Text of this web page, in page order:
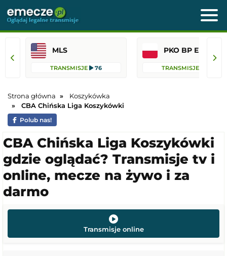
MLS
TRANSMISJE 76 TRANSMISJE
Strona główna
Koszykówka
CBA Chińska Liga Koszykówki
Polub nas!
CBA Chińska Liga Koszykówki
gdzie oglądać? Transmisje tv i
online, mecze na żywo i za
darmo
Transmisje online